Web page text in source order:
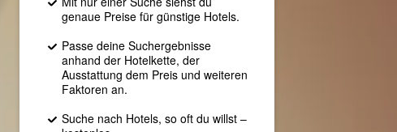
genaue Preise für günstige Hotels.
Passe deine Suchergebnisse
anhand der Hotelkette, der
Ausstattung dem Preis und weiteren
Faktoren an.
Suche nach Hotels, so oft du willst –